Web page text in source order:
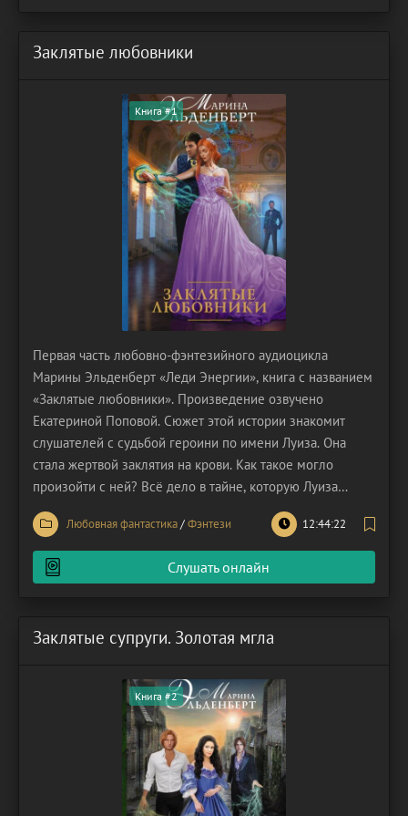
Заклятые любовники
Книга #1
Первая часть любовно-фэнтезийного аудиоцикла
Марины Эльденберт «Леди Энергии», книга с названием
«Заклятые любовники». Произведение озвучено
Екатериной Поповой. Сюжет этой истории знакомит
слушателей с судьбой героини по имени Луиза. Она
стала жертвой заклятия на крови. Как такое могло
произойти с ней? Всё дело в тайне, которую Луиза
долгое время хранила. Об этом не знал даже её муж
Рин. Заклятие на крови – самое страшное преступление
в этом мире. Тому, кто причастен к данному ритуалу,
грозит
Любовная фантастика/Фэнтези 12:44:22
Слушать онлайн
Заклятые супруги. Золотая мгла
Книга #2